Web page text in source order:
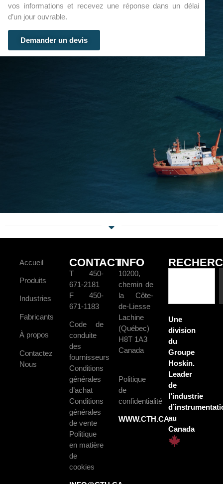
vos informations et recevez une réponse dans un délai
d’un jour ouvrable.
Demander un devis
Accueil
Produits
Industries
Fabricants
À propos
Contactez
Nous
CONTACT
T 450-
671-2181
F 450-
671-1183
Code de
conduite
des
fournisseurs
Conditions
générales
d’achat
Conditions
générales
de vente
Politique
en matière
de
cookies
INFO
10200,
chemin de
la Côte-
de-Liesse
Lachine
(Québec)
H8T 1A3
Canada
Politique
de
confidentialité
WWW.CTH.CA
Une
division
du
Groupe
Hoskin.
Leader
de
l’industrie
au
Canada